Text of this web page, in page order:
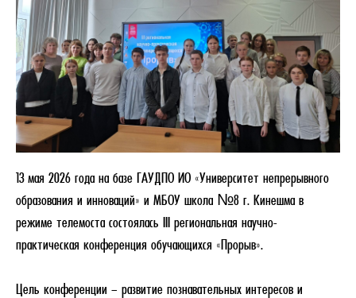
13 мая 2026 года на базе ГАУДПО ИО «Университет непрерывного
образования и инноваций» и МБОУ школа №8 г. Кинешма в
режиме телемоста состоялась III региональная научно-
практическая конференция обучающихся «Прорыв».
Цель конференции – развитие познавательных интересов и